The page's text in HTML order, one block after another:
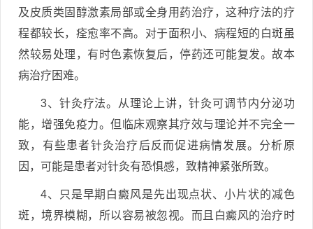
及皮质类固醇激素局部或全身用药治疗，这种疗法的疗
程都较长，痊愈率不高。对于面积小、病程短的白斑虽
然较易处理，有时色素恢复后，停药还可能复发。故本
病治疗困难。
3、针灸疗法。从理论上讲，针灸可调节内分泌功
能，增强免疫力。但临床观察其疗效与理论并不完全一
致，有些患者针灸治疗后反而促进病情发展。分析原
因，可能是患者对针灸有恐惧感，致精神紧张所致。
4、只是早期白癜风是先出现点状、小片状的减色
斑，境界模糊，所以容易被忽视。而且白癜风的治疗时